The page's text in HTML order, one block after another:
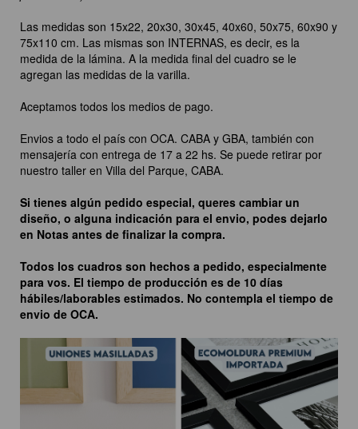
Las medidas son 15x22, 20x30, 30x45, 40x60, 50x75, 60x90 y
75x110 cm. Las mismas son INTERNAS, es decir, es la
medida de la lámina. A la medida final del cuadro se le
agregan las medidas de la varilla.
Aceptamos todos los medios de pago.
Envios a todo el país con OCA. CABA y GBA, también con
mensajería con entrega de 17 a 22 hs. Se puede retirar por
nuestro taller en Villa del Parque, CABA.
Si tienes algún pedido especial, queres cambiar un
diseño, o alguna indicación para el envio, podes dejarlo
en Notas antes de finalizar la compra.
Todos los cuadros son hechos a pedido, especialmente
para vos. El tiempo de producción es de 10 días
hábiles/laborables estimados. No contempla el tiempo de
envio de OCA.